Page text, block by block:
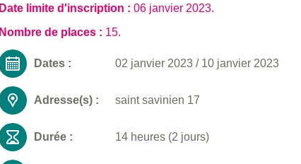
Date limite d'inscription : 06 janvier 2023.
Nombre de places : 15.
Dates : 02 janvier 2023 / 10 janvier 2023
Adresse(s) : saint savinien 17
Durée : 14 heures (2 jours)